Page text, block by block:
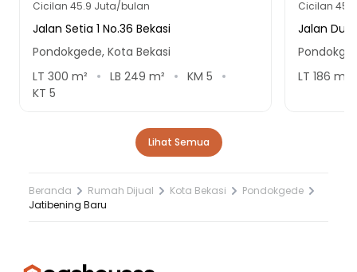
Cicilan 45.9 Juta/bulan
Jalan Setia 1 No.36 Bekasi
Pondokgede, Kota Bekasi
LT 300 m² LB 249 m² KM 5
KT 5
Cicilan
Jalan Duri
LT 186 m²
Lihat Semua
Beranda Rumah Dijual Kota Bekasi
Pondokgede
Jatibening Baru